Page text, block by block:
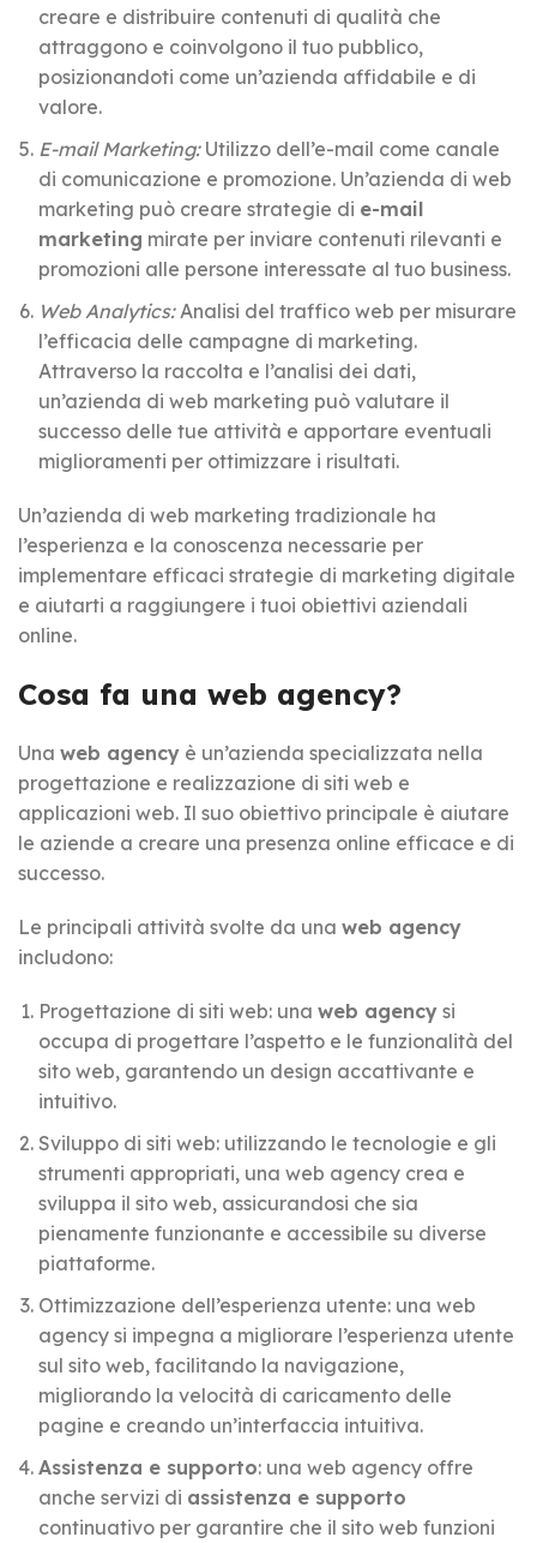
creare e distribuire contenuti di qualità che
attraggono e coinvolgono il tuo pubblico,
posizionandoti come un’azienda affidabile e di
valore.
E-mail Marketing:Utilizzo dell’e-mail come canale
di comunicazione e promozione. Un’azienda di web
marketing può creare strategie di e-mail
marketing mirate per inviare contenuti rilevanti e
promozioni alle persone interessate al tuo business.
Web Analytics:Analisi del traffico web per misurare
l’efficacia delle campagne di marketing.
Attraverso la raccolta e l’analisi dei dati,
un’azienda di web marketing può valutare il
successo delle tue attività e apportare eventuali
miglioramenti per ottimizzare i risultati.
Un’azienda di web marketing tradizionale ha
l’esperienza e la conoscenza necessarie per
implementare efficaci strategie di marketing digitale
e aiutarti a raggiungere i tuoi obiettivi aziendali
online.
Cosa fa una web agency?
Una web agency è un’azienda specializzata nella
progettazione e realizzazione di siti web e
applicazioni web. Il suo obiettivo principale è aiutare
le aziende a creare una presenza online efficace e di
successo.
Le principali attività svolte da una web agency
includono:
Progettazione di siti web: una web agency si
occupa di progettare l’aspetto e le funzionalità del
sito web, garantendo un design accattivante e
intuitivo.
Sviluppo di siti web: utilizzando le tecnologie e gli
strumenti appropriati, una web agency crea e
sviluppa il sito web, assicurandosi che sia
pienamente funzionante e accessibile su diverse
piattaforme.
Ottimizzazione dell’esperienza utente: una web
agency si impegna a migliorare l’esperienza utente
sul sito web, facilitando la navigazione,
migliorando la velocità di caricamento delle
pagine e creando un’interfaccia intuitiva.
Assistenza e supporto: una web agency offre
anche servizi di assistenza e supporto
continuativo per garantire che il sito web funzioni